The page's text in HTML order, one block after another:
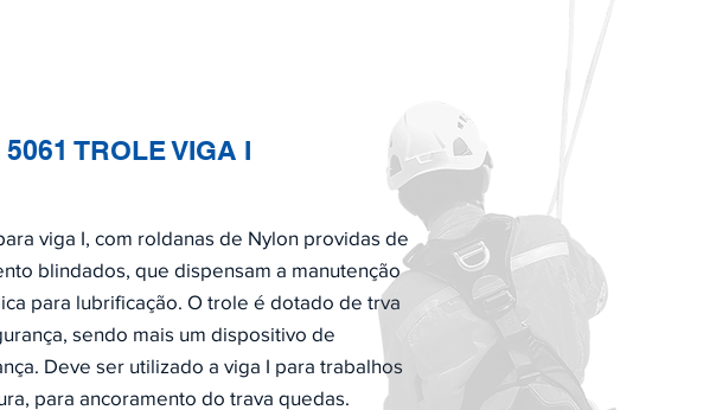
viga I, com roldanas de Nylon providas de
blindados, que dispensam a manutenção
para lubrificação. O trole é dotado de trva
sendo mais um dispositivo de
Deve ser utilizado a viga I para trabalhos
para ancoramento do trava quedas.
5061 TROLE VIGA I